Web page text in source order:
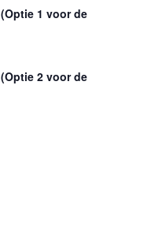
1 voor de
2 voor de